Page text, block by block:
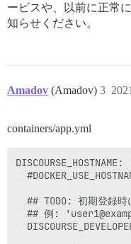
ービスや、以前に正常
知らせください。
Amadov (Amadov) 3
containers/app.yml
## TODO: 初期登録時
## 例: